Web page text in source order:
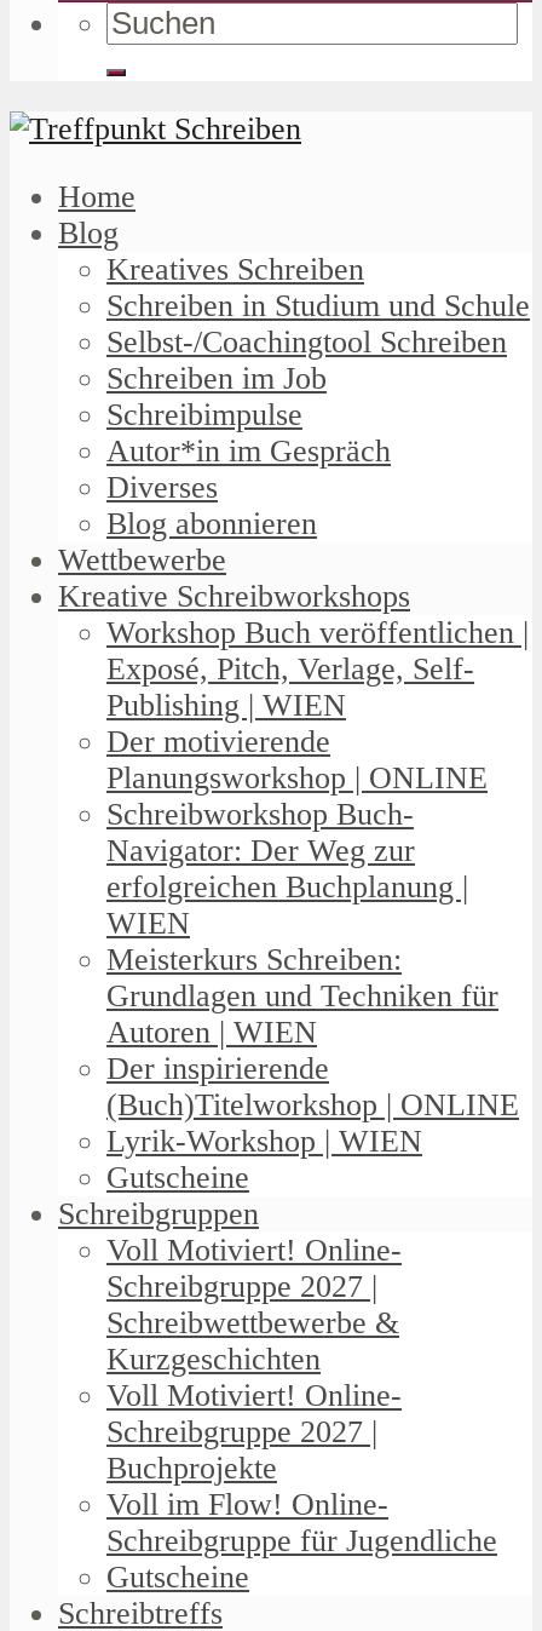
Home
Blog
Kreatives Schreiben
Schreiben in Studium und Schule
Selbst-/Coachingtool Schreiben
Schreiben im Job
Schreibimpulse
Autor*in im Gespräch
Diverses
Blog abonnieren
Wettbewerbe
Kreative Schreibworkshops
Workshop Buch veröffentlichen |
Exposé, Pitch, Verlage, Self-
Publishing | WIEN
Der motivierende
Planungsworkshop | ONLINE
Schreibworkshop Buch-
Navigator: Der Weg zur
erfolgreichen Buchplanung |
WIEN
Meisterkurs Schreiben:
Grundlagen und Techniken für
Autoren | WIEN
Der inspirierende
(Buch)Titelworkshop | ONLINE
Lyrik-Workshop | WIEN
Gutscheine
Schreibgruppen
Voll Motiviert! Online-
Schreibgruppe 2027 |
Schreibwettbewerbe &
Kurzgeschichten
Voll Motiviert! Online-
Schreibgruppe 2027 |
Buchprojekte
Voll im Flow! Online-
Schreibgruppe für Jugendliche
Gutscheine
Schreibtreffs